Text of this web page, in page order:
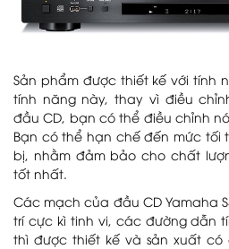
Sản phẩm được thiết kế với tính
tính năng này, thay vì điều
đầu CD, bạn có thể điều chỉnh
Bạn có thể hạn chế đến mức tối
bị, nhằm đảm bảo cho chất
tốt nhất.
Các mạch của đầu CD Yamaha
trí cực kì tinh vi, các đường dẫn
thì được thiết kế và sản xuất có